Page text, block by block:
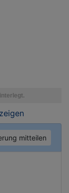
mitteilen